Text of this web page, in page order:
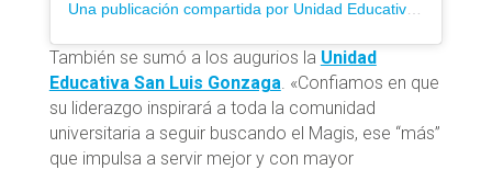
Una publicación compartida por Unidad Educativa San Felipe Neri (@uesfn_oficial)
También se sumó a los augurios la Unidad
Educativa San Luis Gonzaga. «Confiamos en que
su liderazgo inspirará a toda la comunidad
universitaria a seguir buscando el Magis, ese “más”
que impulsa a servir mejor y con mayor